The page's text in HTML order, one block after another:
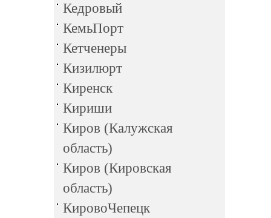
Кедровый
КемьПорт
Кетченеры
Кизилюрт
Киренск
Кириши
Киров (Калужская
область)
Киров (Кировская
область)
КировоЧепецк